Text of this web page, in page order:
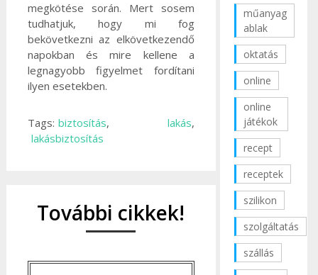
megkötése során. Mert sosem
tudhatjuk, hogy mi fog
bekövetkezni az elkövetkezendő
napokban és mire kellene a
legnagyobb figyelmet fordítani
ilyen esetekben.
Tags: biztosítás, lakás,
lakásbiztosítás
További cikkek!
műanyag
ablak
oktatás
online
online
játékok
recept
receptek
szilikon
szolgáltatás
szállás